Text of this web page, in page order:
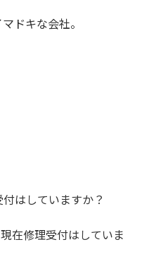
ドキな会社。
はしていますか？
在修理受付はしていま